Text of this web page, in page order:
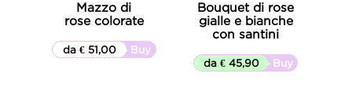
Mazzo di
rose colorate
▷▷ Buy
da € 51,00
Bouquet di rose
gialle e bianche
con santini
▷▷ Buy
da € 45,90